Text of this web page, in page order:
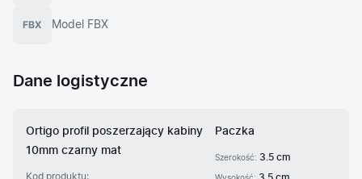
Model FBX
Dane logistyczne
Ortigo profil poszerzający kabiny
10mm czarny mat
Kod produktu:
Paczka
Szerokość: 3.5 cm